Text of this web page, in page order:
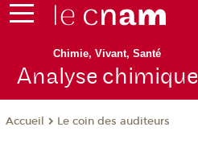
Chimie, Vivant, Santé
Analyse chimique
Accueil Le coin des auditeurs